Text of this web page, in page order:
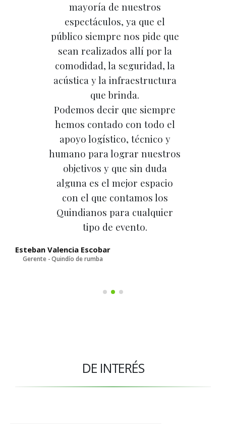
mayoría de nuestros
espectáculos, ya que el
público siempre nos pide que
sean realizados allí por la
comodidad, la seguridad, la
acústica y la infraestructura
que brinda.
Podemos decir que siempre
hemos contado con todo el
apoyo logístico, técnico y
humano para lograr nuestros
objetivos y que sin duda
alguna es el mejor espacio
con el que contamos los
Quindianos para cualquier
tipo de evento.
Esteban Valencia Escobar
Gerente - Quindío de rumba
DE INTERÉS